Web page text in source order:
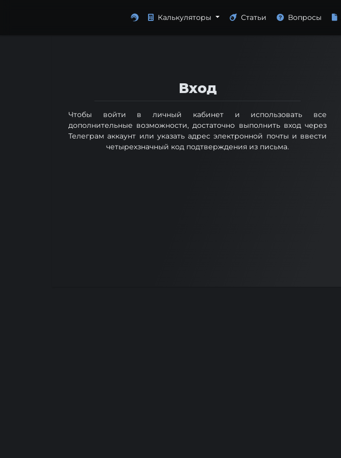
Калькуляторы Статьи Вопросы
Вход
Чтобы войти в личный кабинет и использовать все
дополнительные возможности, достаточно выполнить вход через
Телеграм аккаунт или указать адрес электронной почты и ввести
четырехзначный код подтверждения из письма.